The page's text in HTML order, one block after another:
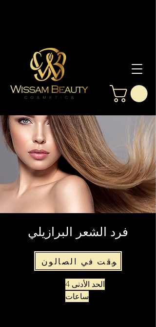
فرد الشعر البرازيلي
الوقت في الصالون
الحد الأدنى 4
ساعات